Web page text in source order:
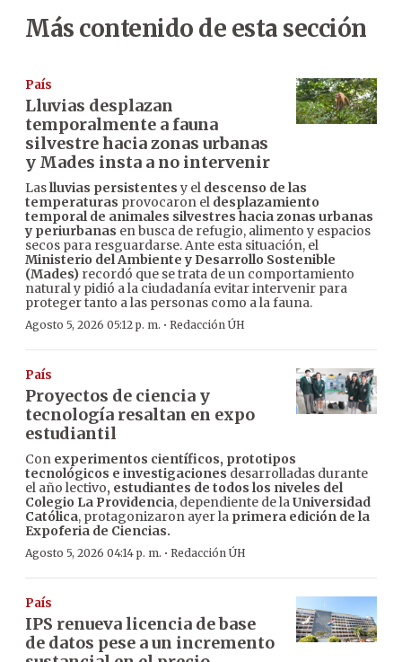
Más contenido de esta sección
País
Lluvias desplazan
temporalmente a fauna
silvestre hacia zonas urbanas
y Mades insta a no intervenir
Laslluvias persistentes y el descenso de las
temperaturas provocaron el desplazamiento
temporal de animales silvestres hacia zonas urbanas
y periurbanas en busca de refugio, alimento y espacios
secos para resguardarse. Ante esta situación, el
Ministerio del Ambiente y Desarrollo Sostenible
(Mades) recordó que se trata de un comportamiento
natural y pidió a la ciudadanía evitar intervenir para
proteger tanto a las personas como a la fauna.
Agosto 5, 2026 05:12 p. m. · Redacción ÚH
País
Proyectos de ciencia y
tecnología resaltan en expo
estudiantil
Con experimentos científicos, prototipos
tecnológicos e investigaciones desarrolladas durante
el año lectivo, estudiantes de todos los niveles del
Colegio La Providencia, dependiente de laUniversidad
Católica, protagonizaron ayer la primera edición de la
Expoferia de Ciencias.
Agosto 5, 2026 04:14 p. m. · Redacción ÚH
País
IPS renueva licencia de base
de datos pese a un incremento